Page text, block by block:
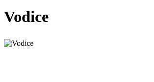
Vodice